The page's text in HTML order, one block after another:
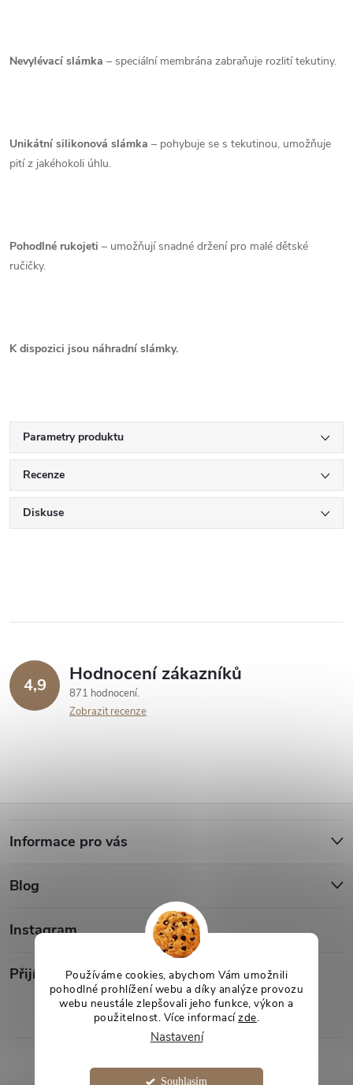
Používáme cookies, abychom Vám umožnili
pohodlné prohlížení webu a díky analýze provozu
webu neustále zlepšovali jeho funkce, výkon a
použitelnost. Více informacízde.
Nastavení
Souhlasím
Nevylévací slámka – speciální membrána zabraňuje rozlití tekutiny.
Unikátní silikonová slámka – pohybuje se s tekutinou, umožňuje
pití z jakéhokoli úhlu.
Pohodlné rukojeti – umožňují snadné držení pro malé dětské
ručičky.
K dispozici jsou náhradní slámky.
Parametry produktu
Recenze
Diskuse
4,9 Hodnocení zákazníků
871 hodnocení
Zobrazit recenze
á
p
a
Informace pro vás
Blog
Instagram
Přijímáme online platby
Copyright 2026Desami. Všechna práva vyhrazena.